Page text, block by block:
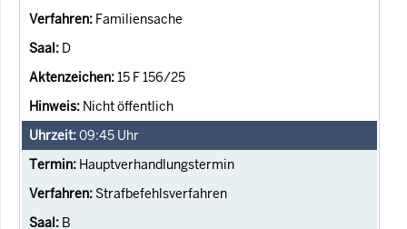
Familiensache
D
15 F 156/25
Nicht öffentlich
09:45 Uhr
Hauptverhandlungstermin
Strafbefehlsverfahren
B